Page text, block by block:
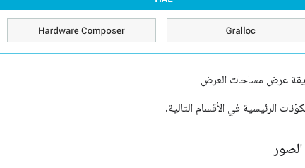
عرض مساحات العرض
الرئيسية في الأقسام التالية.